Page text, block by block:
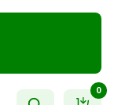
0